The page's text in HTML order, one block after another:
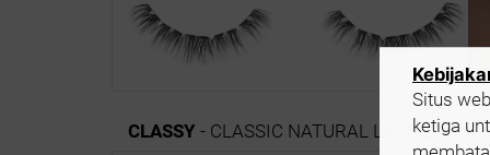
CLASSY - CLASSIC NATURAL LASH LOOK
Situs
ketiga